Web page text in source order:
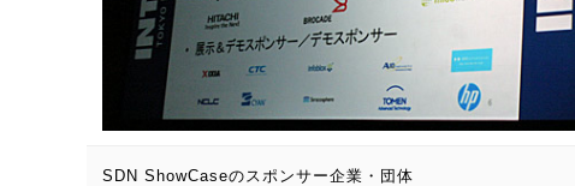
SDN ShowCaseのスポンサー企業・団体